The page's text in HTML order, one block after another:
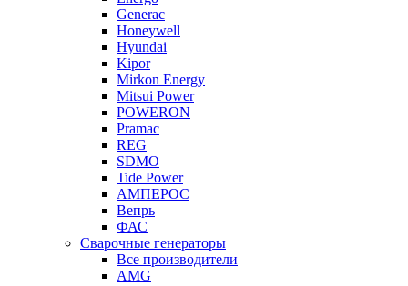
Generac
Honeywell
Hyundai
Kipor
Mirkon Energy
Mitsui Power
POWERON
Pramac
REG
SDMO
Tide Power
АМПЕРОС
Вепрь
ФАС
Сварочные генераторы
Все производители
AMG